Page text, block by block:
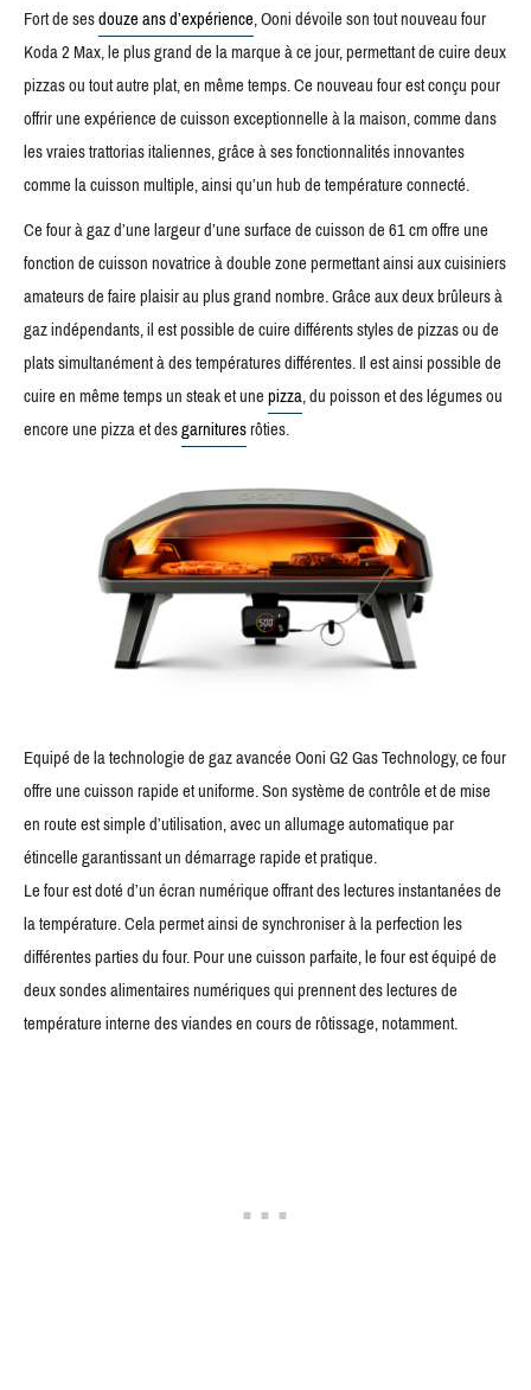
Fort de sesdouze ans d’expérience, Ooni dévoile son tout nouveau four
Koda 2 Max, le plus grand de la marque à ce jour, permettant de cuire deux
pizzas ou tout autre plat, en même temps. Ce nouveau four est conçu pour
offrir une expérience de cuisson exceptionnelle à la maison, comme dans
les vraies trattorias italiennes, grâce à ses fonctionnalités innovantes
comme la cuisson multiple, ainsi qu’un hub de température connecté.
Ce four à gaz d’une largeur d’une surface de cuisson de 61 cm offre une
fonction de cuisson novatrice à double zone permettant ainsi aux cuisiniers
amateurs de faire plaisir au plus grand nombre. Grâce aux deux brûleurs à
gaz indépendants, il est possible de cuire différents styles de pizzas ou de
plats simultanément à des températures différentes. Il est ainsi possible de
cuire en même temps un steak et unepizza, du poisson et des légumes ou
encore une pizza et desgarnituresrôties.
Equipé de la technologie de gaz avancée Ooni G2 Gas Technology, ce four
offre une cuisson rapide et uniforme. Son système de contrôle et de mise
en route est simple d’utilisation, avec un allumage automatique par
étincelle garantissant un démarrage rapide et pratique.
Le four est doté d’un écran numérique offrant des lectures instantanées de
la température. Cela permet ainsi de synchroniser à la perfection les
différentes parties du four. Pour une cuisson parfaite, le four est équipé de
deux sondes alimentaires numériques qui prennent des lectures de
température interne des viandes en cours de rôtissage, notamment.